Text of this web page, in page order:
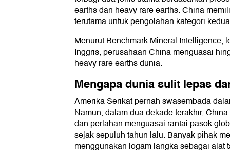
earths dan heavy rare earths. China
terutama untuk pengolahan kategori
Menurut Benchmark Mineral Intelligence,
Inggris, perusahaan China menguasai
heavy rare earths dunia.
Mengapa dunia sulit lepas
Amerika Serikat pernah swasembada
Namun, dalam dua dekade terakhir,
dan perlahan menguasai rantai pasok
sejak sepuluh tahun lalu. Banyak pihak
menggunakan logam langka sebagai alat